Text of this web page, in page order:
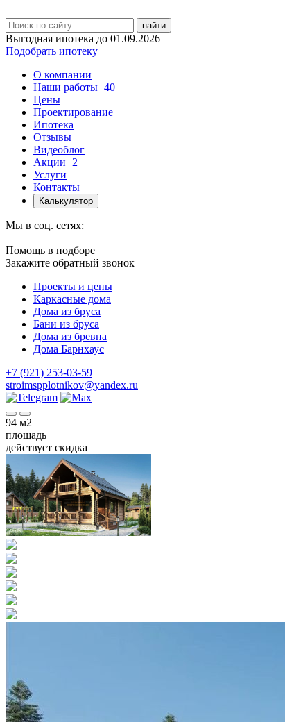
найти
Выгодная ипотека до 01.09.2026
Подобрать ипотеку
О компании
Наши работы+40
Цены
Проектирование
Ипотека
Отзывы
Видеоблог
Акции+2
Услуги
Контакты
Калькулятор
Мы в соц. сетях:
Помощь в подборе
Закажите обратный звонок
Проекты и цены
Каркасные дома
Дома из бруса
Бани из бруса
Дома из бревна
Дома Барнхаус
+7 (921) 253-03-59
stroimspplotnikov@yandex.ru
94 м2
площадь
действует скидка